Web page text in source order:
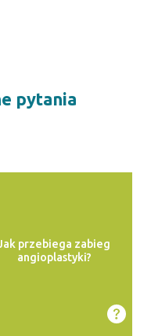
pytania
przebiega zabieg
angioplastyki?